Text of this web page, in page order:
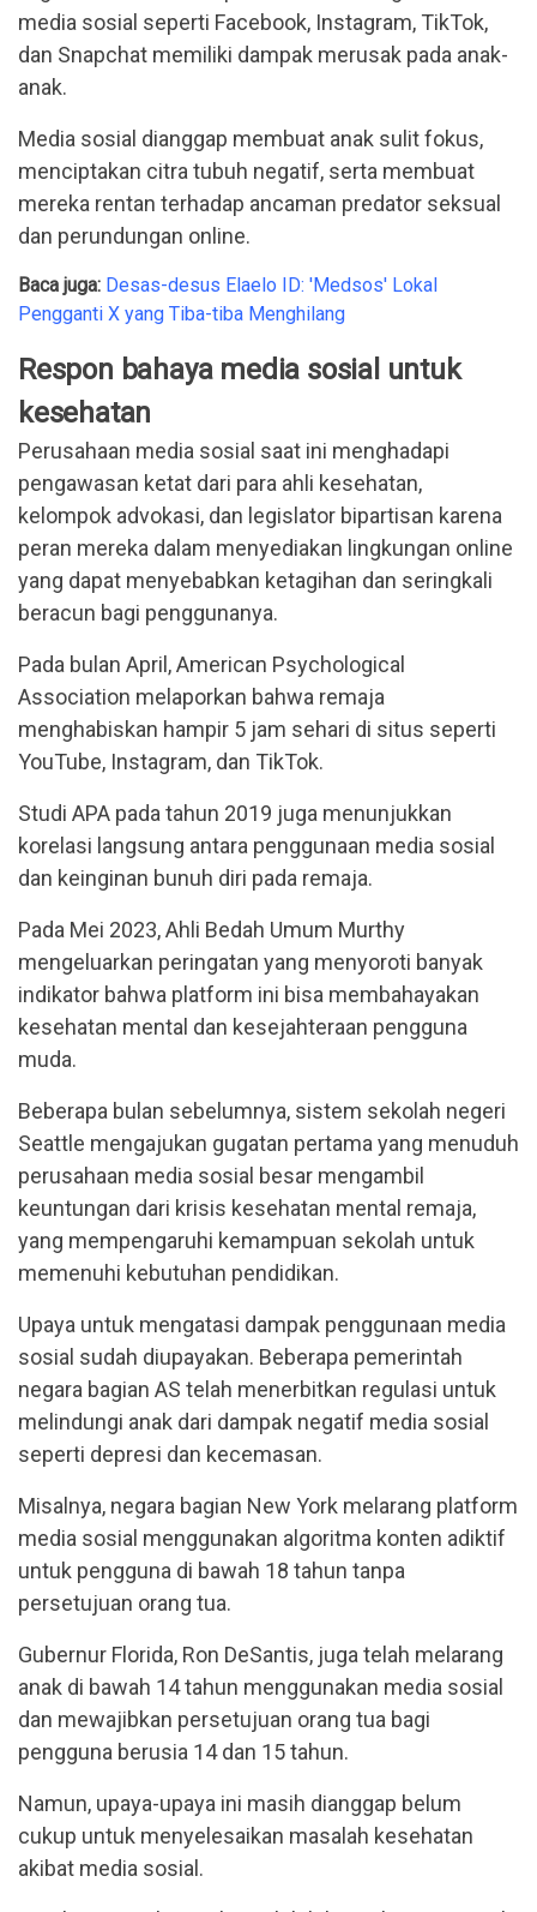
media sosial seperti Facebook, Instagram, TikTok,
dan Snapchat memiliki dampak merusak pada anak-
anak.
Media sosial dianggap membuat anak sulit fokus,
menciptakan citra tubuh negatif, serta membuat
mereka rentan terhadap ancaman predator seksual
dan perundungan online.
Baca juga: Desas-desus Elaelo ID: 'Medsos' Lokal
Pengganti X yang Tiba-tiba Menghilang
Respon bahaya media sosial untuk
kesehatan
Perusahaan media sosial saat ini menghadapi
pengawasan ketat dari para ahli kesehatan,
kelompok advokasi, dan legislator bipartisan karena
peran mereka dalam menyediakan lingkungan online
yang dapat menyebabkan ketagihan dan seringkali
beracun bagi penggunanya.
Pada bulan April, American Psychological
Association melaporkan bahwa remaja
menghabiskan hampir 5 jam sehari di situs seperti
YouTube, Instagram, dan TikTok.
Studi APA pada tahun 2019 juga menunjukkan
korelasi langsung antara penggunaan media sosial
dan keinginan bunuh diri pada remaja.
Pada Mei 2023, Ahli Bedah Umum Murthy
mengeluarkan peringatan yang menyoroti banyak
indikator bahwa platform ini bisa membahayakan
kesehatan mental dan kesejahteraan pengguna
muda.
Beberapa bulan sebelumnya, sistem sekolah negeri
Seattle mengajukan gugatan pertama yang menuduh
perusahaan media sosial besar mengambil
keuntungan dari krisis kesehatan mental remaja,
yang mempengaruhi kemampuan sekolah untuk
memenuhi kebutuhan pendidikan.
Upaya untuk mengatasi dampak penggunaan media
sosial sudah diupayakan. Beberapa pemerintah
negara bagian AS telah menerbitkan regulasi untuk
melindungi anak dari dampak negatif media sosial
seperti depresi dan kecemasan.
Misalnya, negara bagian New York melarang platform
media sosial menggunakan algoritma konten adiktif
untuk pengguna di bawah 18 tahun tanpa
persetujuan orang tua.
Gubernur Florida, Ron DeSantis, juga telah melarang
anak di bawah 14 tahun menggunakan media sosial
dan mewajibkan persetujuan orang tua bagi
pengguna berusia 14 dan 15 tahun.
Namun, upaya-upaya ini masih dianggap belum
cukup untuk menyelesaikan masalah kesehatan
akibat media sosial.